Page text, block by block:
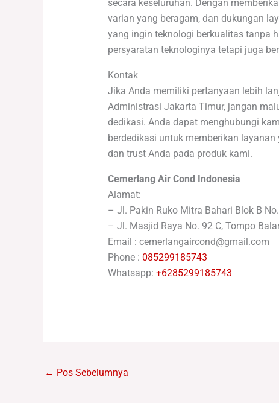
secara keseluruhan. Dengan
varian yang beragam, dan dukungan
yang ingin teknologi berkualitas tanpa
persyaratan teknologinya tetapi juga
Kontak
Jika Anda memiliki pertanyaan lebih
Administrasi Jakarta Timur, jangan
dedikasi. Anda dapat menghubungi
berdedikasi untuk memberikan
dan trust Anda pada produk kami.
Cemerlang Air Cond Indonesia
Alamat:
– Jl. Pakin Ruko Mitra Bahari Blok B
– Jl. Masjid Raya No. 92 C, Tompo
Email : cemerlangaircond@gmail.com
Phone : 085299185743
Whatsapp: +6285299185743
← Pos Sebelumnya